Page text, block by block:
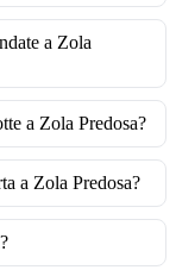
a Zola
a Zola Predosa?
a Zola Predosa?